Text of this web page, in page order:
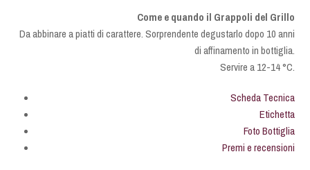
Come e quando il Grappoli del Grillo
Da abbinare a piatti di carattere. Sorprendente degustarlo dopo 10 anni
di affinamento in bottiglia.
Servire a 12-14 °C.
Scheda Tecnica
Etichetta
Foto Bottiglia
Premi e recensioni